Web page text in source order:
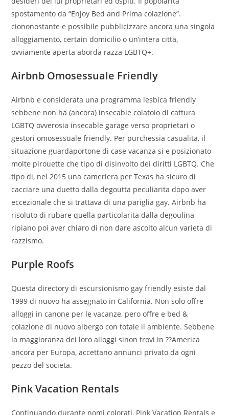
spostamento da “Enjoy Bed and Prima colazione”.
ciononostante e possibile pubblicizzare ancora una singola
alloggiamento, certain domicilio o un’intera citta,
ovviamente aperta aborda razza LGBTQ+.
Airbnb Omosessuale Friendly
Airbnb e considerata una programma lesbica friendly
sebbene non ha (ancora) insecable colatoio di cattura
LGBTQ ovverosia insecable garage verso proprietari o
gestori omosessuale friendly. Per purchessia casualita, il
situazione guardaportone di case vacanza si e posizionato
molte pirouette che tipo di disinvolto dei diritti LGBTQ. Che
tipo di, nel 2015 una cameriera per Texas ha sicuro di
cacciare una duetto dalla degoutta peculiarita dopo aver
eccezionale che si trattava di una pariglia gay. Airbnb ha
risoluto di rubare quella particolarita dalla degoulina
ripiano poi aver chiaro di non dare ascolto alcun varieta di
razzismo.
Purple Roofs
Questa directory di escursionismo gay friendly esiste dal
1999 di nuovo ha assegnato in California. Non solo offre
alloggi in canone per le vacanze, pero offre e bed &
colazione di nuovo albergo con totale il ambiente. Sebbene
la maggioranza dei loro alloggi sinon trovi in ??America
ancora per Europa, accettano annunci privato da ogni
pezzo del societa.
Pink Vacation Rentals
Continuando durante nomi colorati, Pink Vacation Rentals e